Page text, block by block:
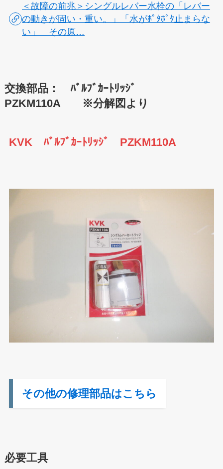
＜故障の前兆＞シングルレバー水栓の「レバー
の動きが固い・重い。」「水がﾎﾟﾀﾎﾟﾀ止まらな
い」 その原…
交換部品： ﾊﾞﾙﾌﾞｶｰﾄﾘｯｼﾞ
PZKM110A ※分解図より
KVK ﾊﾞﾙﾌﾞｶｰﾄﾘｯｼﾞ PZKM110A
その他の修理部品はこちら
必要工具